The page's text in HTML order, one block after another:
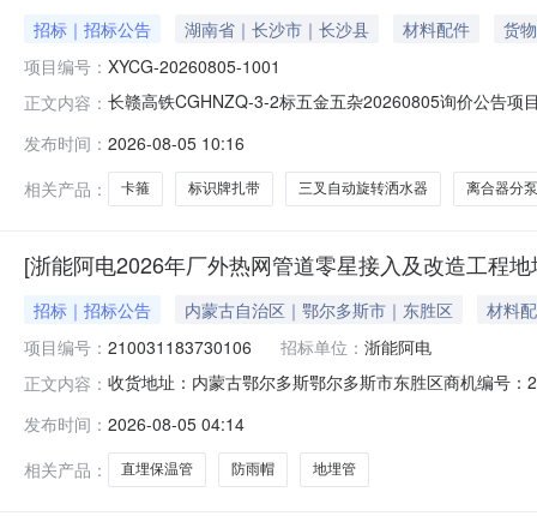
招标｜招标公告 湖南省｜长沙市｜长沙县 材料配件
货物
项目编号： XYCG-20260805-1001
正文内容： 长赣高铁CGHNZQ-3-2标五金五杂20260805询价公告项
08-0509:43:58竞价截止时间2026-08-1000:00:00报价查
发布时间： 2026-08-05 10:16
相关产品：
卡箍 标识牌扎带 三叉自动旋转洒水器 离合器分泵
[浙能阿电2026年厂外热网管道零星接入及改造工程
招标｜招标公告 内蒙古自治区｜鄂尔多斯市｜东胜区
材料
项目编号： 210031183730106 招标单位： 浙能阿电
正文内容： 收货地址：内蒙古鄂尔多斯鄂尔多斯市东胜区商机编号
料名称品牌型号采购量是否送样对供应商附言
发布时间： 2026-08-05 04:14
相关产品：
直埋保温管 防雨帽 地埋管